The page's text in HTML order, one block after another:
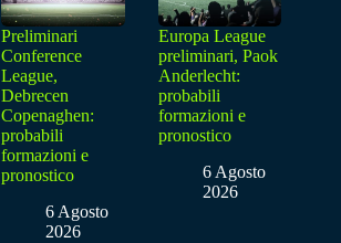
Preliminari
Conference
League,
Debrecen
Copenaghen:
probabili
formazioni e
pronostico
6 Agosto
2026
Europa League
preliminari, Paok
Anderlecht:
probabili
formazioni e
pronostico
6 Agosto
2026